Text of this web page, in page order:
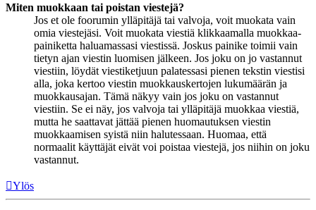
Miten muokkaan tai poistan viestejä?
Jos et ole foorumin ylläpitäjä tai valvoja, voit muokata vain
omia viestejäsi. Voit muokata viestiä klikkaamalla muokkaa-
painiketta haluamassasi viestissä. Joskus painike toimii vain
tietyn ajan viestin luomisen jälkeen. Jos joku on jo vastannut
viestiin, löydät viestiketjuun palatessasi pienen tekstin viestisi
alla, joka kertoo viestin muokkauskertojen lukumäärän ja
muokkausajan. Tämä näkyy vain jos joku on vastannut
viestiin. Se ei näy, jos valvoja tai ylläpitäjä muokkaa viestiä,
mutta he saattavat jättää pienen huomautuksen viestin
muokkaamisen syistä niin halutessaan. Huomaa, että
normaalit käyttäjät eivät voi poistaa viestejä, jos niihin on joku
vastannut.
Ylös